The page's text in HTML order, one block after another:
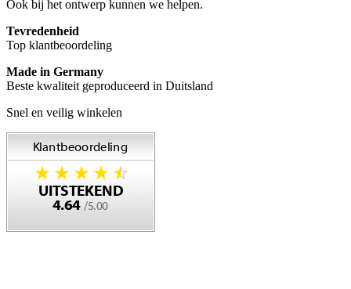
Ook bij het ontwerp kunnen we helpen.
Tevredenheid
Top klantbeoordeling
Made in Germany
Beste kwaliteit geproduceerd in Duitsland
Snel en veilig winkelen